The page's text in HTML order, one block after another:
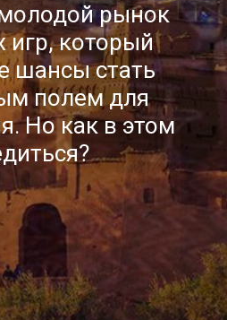
рынок
игр, который
шансы стать
полем для
Но как в этом